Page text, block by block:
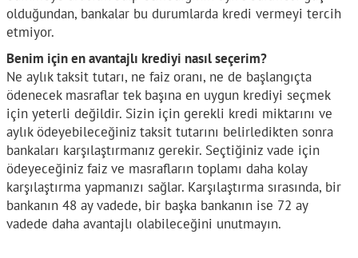
olduğundan, bankalar bu durumlarda kredi vermeyi tercih
etmiyor.
Benim için en avantajlı krediyi nasıl seçerim?
Ne aylık taksit tutarı, ne faiz oranı, ne de başlangıçta
ödenecek masraflar tek başına en uygun krediyi seçmek
için yeterli değildir. Sizin için gerekli kredi miktarını ve
aylık ödeyebileceğiniz taksit tutarını belirledikten sonra
bankaları karşılaştırmanız gerekir. Seçtiğiniz vade için
ödeyeceğiniz faiz ve masrafların toplamı daha kolay
karşılaştırma yapmanızı sağlar. Karşılaştırma sırasında, bir
bankanın 48 ay vadede, bir başka bankanın ise 72 ay
vadede daha avantajlı olabileceğini unutmayın.